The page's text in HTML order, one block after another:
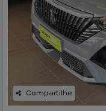
Compartilhe